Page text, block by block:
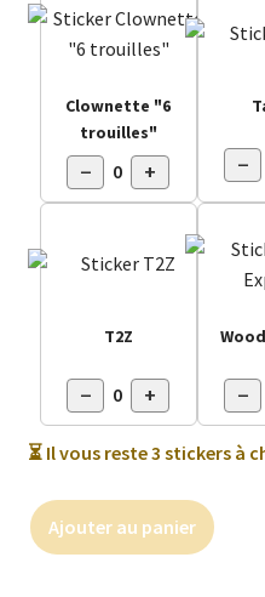
Clownette "6
trouilles"
− 0 + −
T2Z
− 0 + −
⏳ Il vous reste 3 stickers à
Ajouter au panier